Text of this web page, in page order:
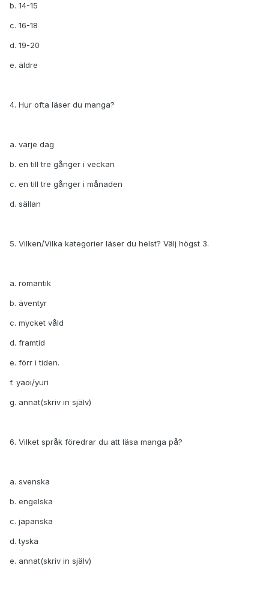
b. 14-15
c. 16-18
d. 19-20
e. äldre
4. Hur ofta läser du manga?
a. varje dag
b. en till tre gånger i veckan
c. en till tre gånger i månaden
d. sällan
5. Vilken/Vilka kategorier läser du helst? Välj högst 3.
a. romantik
b. äventyr
c. mycket våld
d. framtid
e. förr i tiden.
f. yaoi/yuri
g. annat(skriv in själv)
6. Vilket språk föredrar du att läsa manga på?
a. svenska
b. engelska
c. japanska
d. tyska
e. annat(skriv in själv)